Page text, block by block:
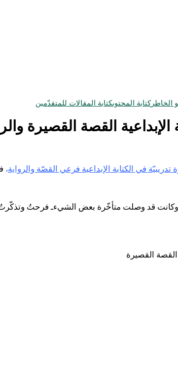
الخاطركتابة المحتوىكتابة المقالات للمتقدّمين
الإبداعية القصة القصيرة
في الكتابة الإبداعية فرعي القصّة والرواية،
وكانت قد وصلت متأخّرة بعض الشيءـ فرحتُ وتذكّرتُ